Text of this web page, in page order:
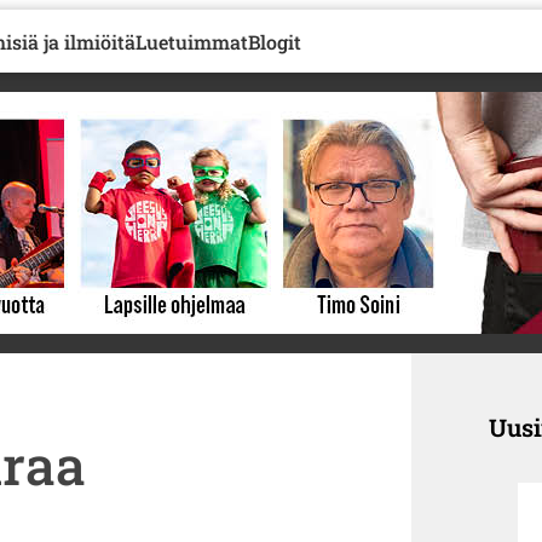
ja ilmiöitäLuetuimmatBlogit